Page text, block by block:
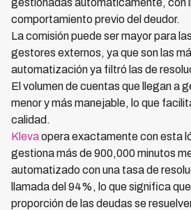
gestionadas automáticamente, con
comportamiento previo del deudor.
La comisión puede ser mayor para
gestores externos, ya que son las
automatización ya filtró las de
El volumen de cuentas que llegan a
menor y más manejable, lo que
calidad.
Klevaopera exactamente con esta
gestiona más de 900,000 minutos
automatizado con una tasa de
llamada del 94%, lo que significa
proporción de las deudas se